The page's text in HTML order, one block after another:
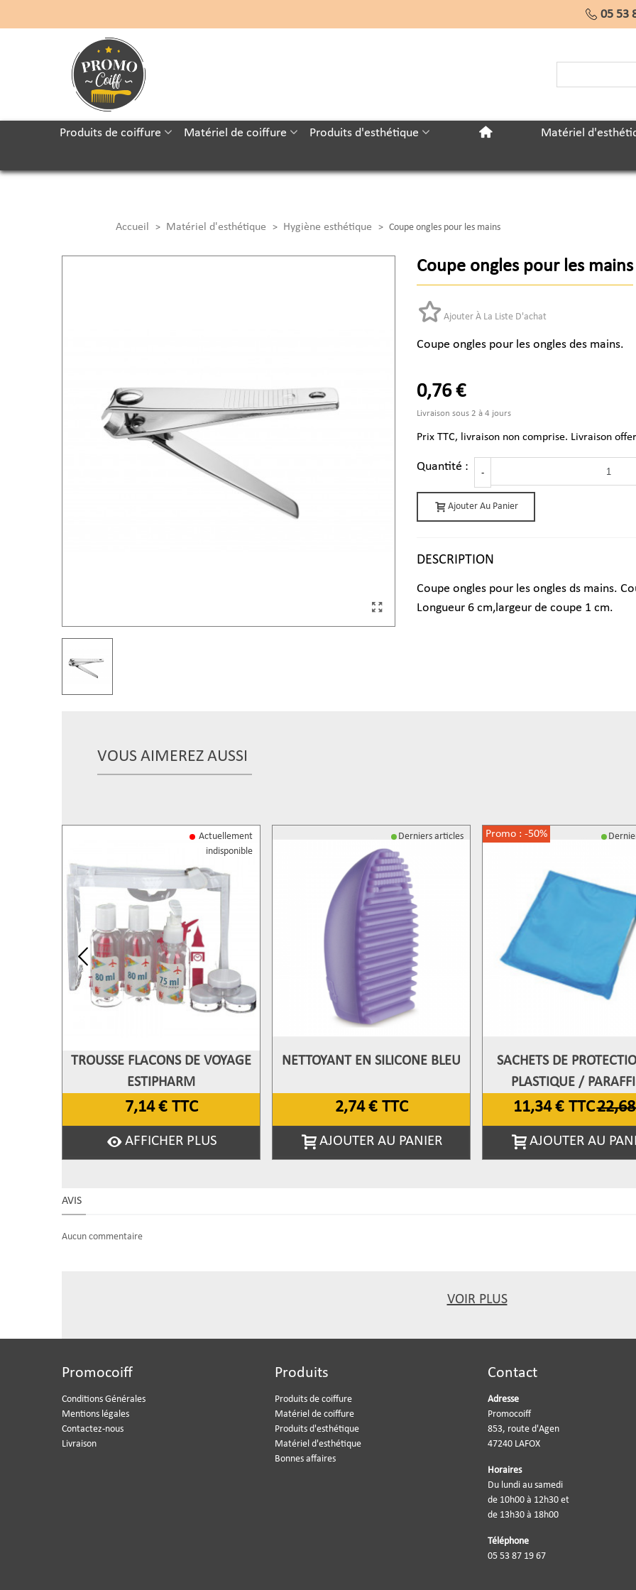
05 53
Produits de coiffure Matériel de coiffure Produits d'esthétique Matériel
Accueil > Matériel d'esthétique > Hygiène esthétique > Coupe ongles pour les mains
Coupe ongles pour les mains
Ajouter À La Liste D'achat
Coupe ongles pour les ongles des mains.
0,76 €
Livraison sous 2 à 4 jours
Prix TTC, livraison non comprise. Livraison
Quantité : -
Ajouter Au Panier
DESCRIPTION
Coupe ongles pour les ongles ds mains.
Longueur 6 cm,largeur de coupe 1 cm.
VOUS AIMEREZ AUSSI
Actuellement
indisponible
Afficher Plus
TROUSSE FLACONS DE VOYAGE
ESTIPHARM
7,14 € TTC
AFFICHER PLUS
Derniers articles
Afficher Plus
NETTOYANT EN SILICONE BLEU
2,74 € TTC
AJOUTER AU PANIER
Promo : -50%
Afficher Plus
SACHETS DE
PLASTIQUE /
11,34 € TTC
AJOUTER AU
AVIS
Aucun commentaire
VOIR PLUS
Promocoiff
Conditions Générales
Mentions légales
Contactez-nous
Livraison
Produits
Produits de coiffure
Matériel de coiffure
Produits d'esthétique
Matériel d'esthétique
Bonnes affaires
Contact
Adresse
Promocoiff
853, route d'Agen
47240 LAFOX
Horaires
Du lundi au samedi
de 10h00 à 12h30 et
de 13h30 à 18h00
Téléphone
05 53 87 19 67